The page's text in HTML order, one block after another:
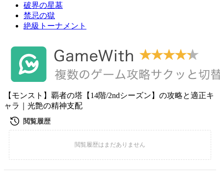
破界の星墓
禁忌の獄
絶級トーナメント
【モンスト】覇者の塔【14階/2ndシーズン】の攻略と適正キ
ャラ｜光艶の精神支配